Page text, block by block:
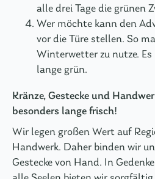
alle drei Tage die grünen
Wer möchte kann den
vor die Türe stellen. So
Winterwetter zu nutze.
lange grün.
Kränze, Gestecke und
besonders lange frisch!
Wir legen großen Wert auf
Handwerk. Daher binden wir
Gestecke von Hand. In